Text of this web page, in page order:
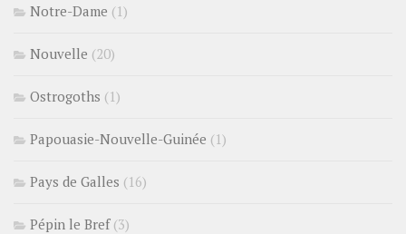
Notre-Dame (1)
Nouvelle (20)
Ostrogoths (1)
Papouasie-Nouvelle-Guinée (1)
Pays de Galles (16)
Pépin le Bref(3)